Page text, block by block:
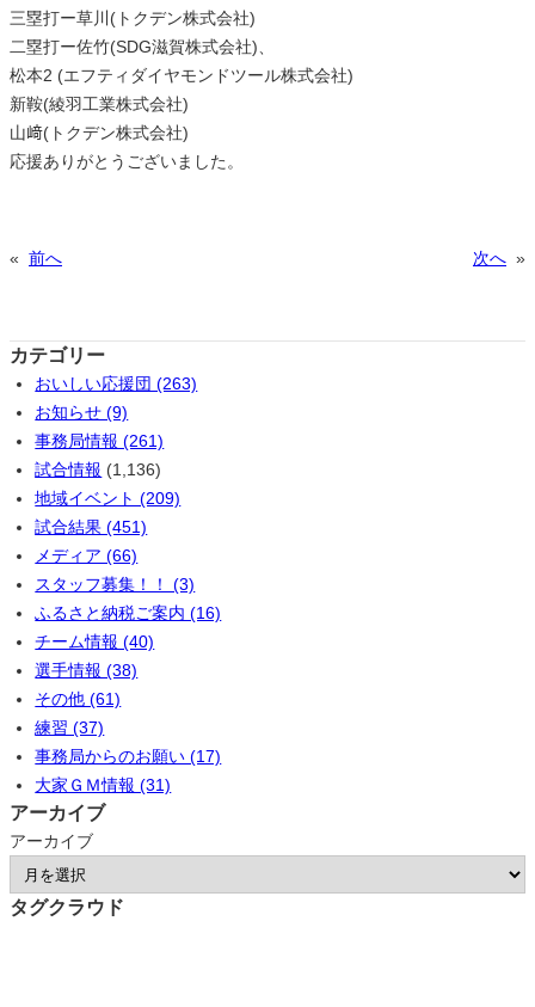
三塁打ー草川(トクデン株式会社)
二塁打ー佐竹(SDG滋賀株式会社)、
松本2 (エフティダイヤモンドツール株式会社)
新鞍(綾羽工業株式会社)
山﨑(トクデン株式会社)
応援ありがとうございました。
« 前へ 次へ »
カテゴリー
おいしい応援団 (263)
お知らせ (9)
事務局情報 (261)
試合情報 (1,136)
地域イベント (209)
試合結果 (451)
メディア (66)
スタッフ募集！！ (3)
ふるさと納税ご案内 (16)
チーム情報 (40)
選手情報 (38)
その他 (61)
練習 (37)
事務局からのお願い (17)
大家ＧＭ情報 (31)
アーカイブ
アーカイブ
タグクラウド